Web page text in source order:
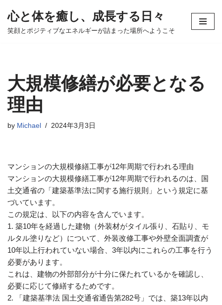
コ
へ
ス
キ
ッ
心と体を癒し、成長する日々
笑顔とポジティブなエネルギーが詰まった場所へようこそ
大規模修繕が必要となる
理由
by Michael 2024年3月3日
マンションの大規模修繕工事が12年周期で行われる理由
マンションの大規模修繕工事が12年周期で行われるのは、国
土交通省の「建築基準法に関する施行規則」という規定に基
づいています。
この規定は、以下の内容を含んでいます。
1. 築10年を経過した建物（外装材がタイル張り、石貼り、モ
ルタル塗りなど）について、外装改修工事や外壁全面調査が
10年以上行われていない場合、3年以内にこれらの工事を行う
必要があります。
これは、建物の外部部分が十分に保たれているかを確認し、
必要に応じて修繕するためです。
2. 「建築基準法 国土交通省通告第282号」では、築13年以内